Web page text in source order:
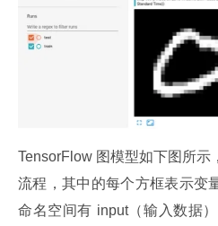
TensorFlow 图模型如下图所示
流程，其中的每个方框表示变
命名空间有 input（输入数据